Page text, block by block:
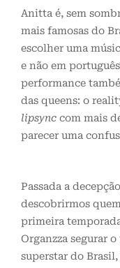
Anitta é, sem
mais famosas do
escolher uma
e não em
performance
das queens: o
lipsync com mais
parecer uma
Passada a
descobrirmos
primeira
Organzza segurar
superstar do